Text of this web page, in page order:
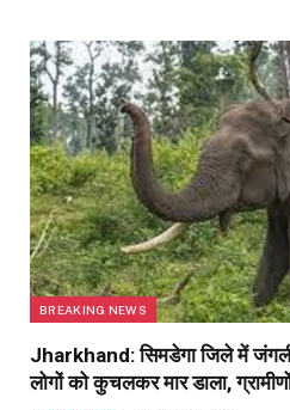
BREAKING NEWS
Jharkhand: सिमडेगा जिले में जंगली
लोगों को कुचलकर मार डाला,